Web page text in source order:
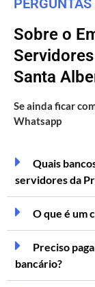
Sobre o
Santa
Se ainda ficar
Whatsapp
Quais
servidores da
O que é um
Preciso
bancário?